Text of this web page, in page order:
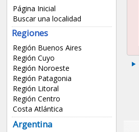
Página Inicial
Buscar una localidad
Regiones
Región Buenos Aires
Región Cuyo
Región Noroeste
Región Patagonia
Región Litoral
Región Centro
Costa Atlántica
Argentina